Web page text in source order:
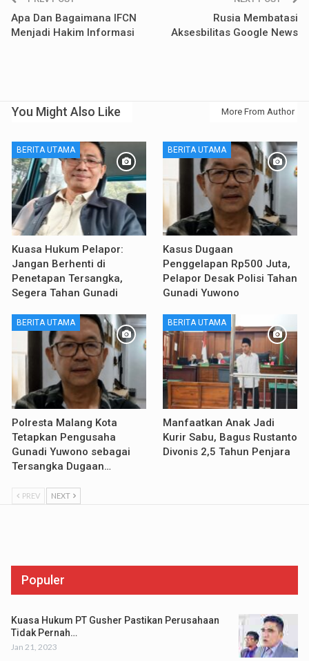
Apa Dan Bagaimana IFCN
Menjadi Hakim Informasi
Rusia Membatasi
Aksesbilitas Google News
You Might Also Like More From Author
BERITA UTAMA
Kuasa Hukum Pelapor:
Jangan Berhenti di
Penetapan Tersangka,
Segera Tahan Gunadi
BERITA UTAMA
Kasus Dugaan
Penggelapan Rp500 Juta,
Pelapor Desak Polisi Tahan
Gunadi Yuwono
BERITA UTAMA
Polresta Malang Kota
Tetapkan Pengusaha
Gunadi Yuwono sebagai
Tersangka Dugaan…
BERITA UTAMA
Manfaatkan Anak Jadi
Kurir Sabu, Bagus Rustanto
Divonis 2,5 Tahun Penjara
PREV NEXT
Populer
Kuasa Hukum PT Gusher Pastikan Perusahaan
Tidak Pernah…
Jan 21, 2023